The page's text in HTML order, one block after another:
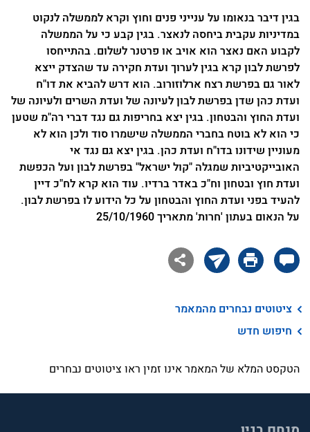
בגין דיבר בנאומו על ענייני פנים וחוץ וקרא לממשלה לנקוט
במדיניות עקבית ביחסה לנאצר. בגין קבע כי על הממשלה
לקבוע האם נאצר הוא אויב או פרטנר לשלום. בהתייחסו
לפרשת לבון קרא בגין לערוך ועדת חקירה עד שהצדק ייצא
לאור גם בפרשת רצח ארלוזורוב. הוא דרש להביא את דו"ח
ועדת כהן שדן בפרשת לבון לעיונה של ועדת השרים ולעיונה של
ועדת החוץ והבטחון. בגין יצא בחריפות גם נגד דברי רה"מ שטען
כי הוא לא בוטח בחברי הממשלה שישמרו סוד ולכן הוא לא
מעוניין שידונו בדו"ח ועדת כהן. בגין יצא גם נגד אי
האובייקטיביות שמגלה "קול ישראל" בפרשת לבון ועל הכפשת
ועדת חוץ ובטחון וח"כ באדר ברדיו. עוד הוא קרא לח"כ דיין
להעיד בפני ועדת החוץ והבטחון על כל הידוע לו בפרשת לבון.
על הנאום בעתון 'חרות' מתאריך 25/10/1960

ציטוטים נבחרים מהמאמר
חיפוש חדש
הטקסט המלא של המאמר אינו זמין ראו ציטוטים נבחרים